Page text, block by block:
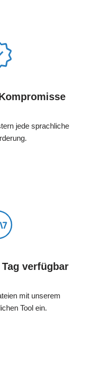
jede sprachliche
verfügbar
mit unserem
Tool ein.